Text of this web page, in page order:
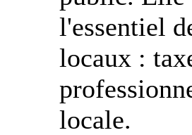
l'essentiel
locaux :
locale.